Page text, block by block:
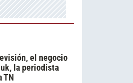
el negocio
la periodista
TN